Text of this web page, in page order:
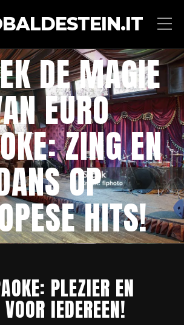
DE MAGIE
EURO
ZING EN
OP
HITS!
PLEZIER EN
IEDEREEN!